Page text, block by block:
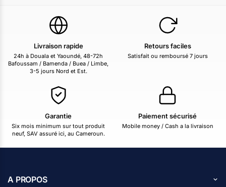
Livraison rapide
24h à Douala et Yaoundé, 48-72h
Bafoussam / Bamenda / Buea / Limbe,
3-5 jours Nord et Est.
Retours faciles
Satisfait ou remboursé 7 jours
Garantie
Six mois minimum sur tout produit
neuf, SAV assuré ici, au Cameroun.
Paiement sécurisé
Mobile money / Cash a la livraison
A PROPOS